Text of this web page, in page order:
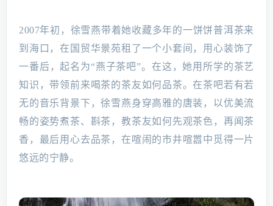
2007年初，徐雪燕带着她收藏多年的一饼饼普洱茶来
到海口，在国贸华景苑租了一个小套间，用心装饰了
一番后，起名为“燕子茶吧”。在这，她用所学的茶艺
知识，带领前来喝茶的茶友如何品茶。在茶吧若有若
无的音乐背景下，徐雪燕身穿高雅的唐装，以优美流
畅的姿势煮茶、斟茶，教茶友如何先观茶色，再闻茶
香，最后用心去品茶，在喧闹的市井喧嚣中觅得一片
悠远的宁静。